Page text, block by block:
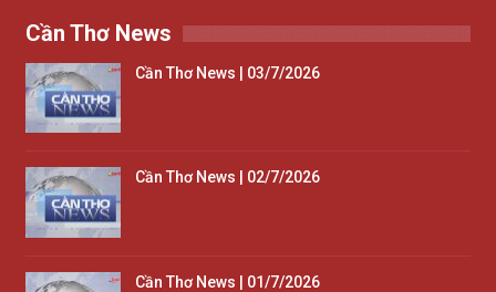
Cần Thơ News
Cần Thơ News | 03/7/2026
Cần Thơ News | 02/7/2026
Cần Thơ News | 01/7/2026